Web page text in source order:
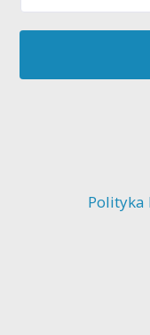
Polityka